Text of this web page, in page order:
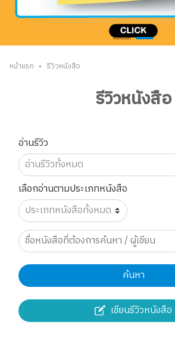
หน้าแรก • รีวิวหนังสือ
รีวิวหนังสือ
อ่านรีวิว
เลือกอ่านตามประเภทหนังสือ
ค้นหา
เขียนรีวิวหนังสือ